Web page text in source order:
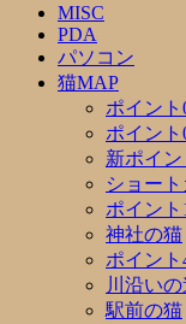
MISC
PDA
パソコン
猫MAP
ポイン
ポイン
新ポイ
ショー
ポイン
神社の猫
ポイン
川沿い
駅前の猫